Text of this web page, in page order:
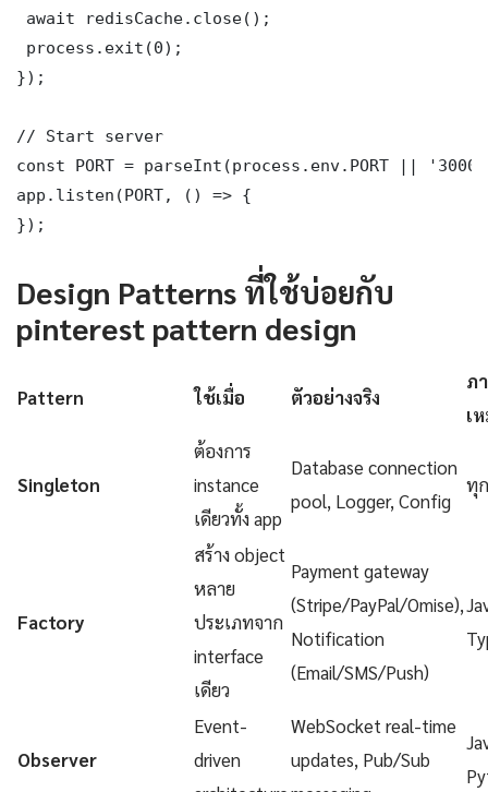
await redisCache.close();
process.exit(0);
});
// Start server
const PORT = parseInt(process.env.PORT ||
app.listen(PORT, () => {
});
Design Patterns ที่ใช้บ่อยกับ
pinterest pattern design
Pattern ใช้เมื่อ ตัวอย่างจริง
ภ
เ
Singleton
ต้องการ
instance
เดียวทั้ง app
Database connection
pool, Logger, Config
ทุ
Factory
สร้าง object
หลาย
ประเภทจาก
interface
เดียว
Payment gateway
(Stripe/PayPal/Omise),
Notification
(Email/SMS/Push)
Observer
Event-
driven
WebSocket real-time
updates, Pub/Sub